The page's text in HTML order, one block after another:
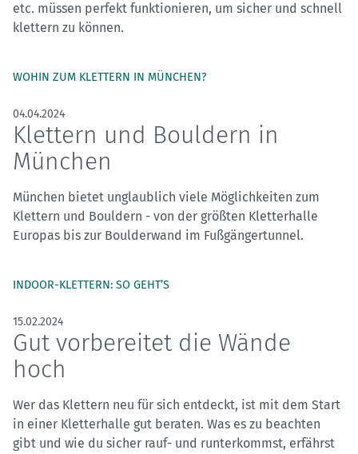
etc. müssen perfekt funktionieren, um sicher und schnell
klettern zu können.
WOHIN ZUM KLETTERN IN MÜNCHEN?
04.04.2024
Klettern und Bouldern in
München
München bietet unglaublich viele Möglichkeiten zum
Klettern und Bouldern - von der größten Kletterhalle
Europas bis zur Boulderwand im Fußgängertunnel.
INDOOR-KLETTERN: SO GEHT’S
15.02.2024
Gut vorbereitet die Wände
hoch
Wer das Klettern neu für sich entdeckt, ist mit dem Start
in einer Kletterhalle gut beraten. Was es zu beachten
gibt und wie du sicher rauf- und runterkommst, erfährst